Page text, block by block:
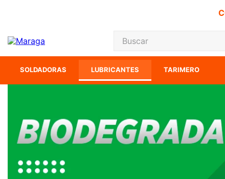
Buscar
SOLDADORAS LUBRICANTES TARIMERO
TÉRMINOS
4.
sierra cinta
esmeriladora